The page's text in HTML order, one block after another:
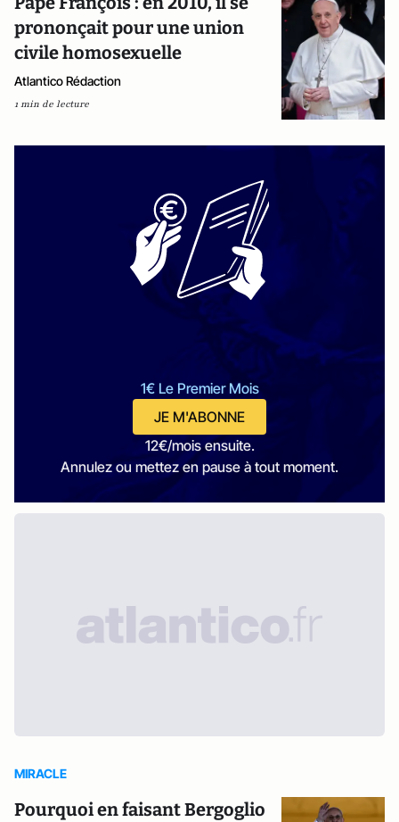
prononçait pour une union
civile homosexuelle
Atlantico Rédaction
1 min de lecture
1€ Le Premier Mois
JE M'ABONNE
12€/mois ensuite.
Annulez ou mettez en pause à tout moment.
MIRACLE
Pourquoi en faisant Bergoglio